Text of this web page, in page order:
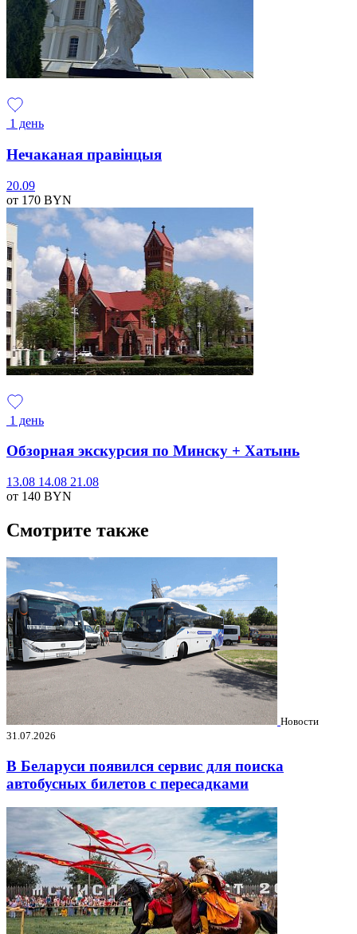
1 день
Нечаканая правінцыя
20.09
от 170 BYN
1 день
Обзорная экскурсия по Минску + Хатынь
13.08 14.08 21.08
от 140 BYN
Смотрите также
Новости
31.07.2026
В Беларуси появился сервис для поиска
автобусных билетов с пересадками